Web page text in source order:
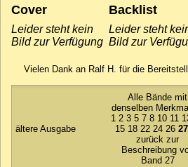
Cover
Leider steht kein
Bild zur Verfügung
Backlist
Leider steht
Bild zur
Vielen Dank an Ralf H. für die
ältere Ausgabe
Alle Bände mit
denselben
1 2 3 5 7 8 10 11
15 18 22 24 26 27
zurück zur
Beschreibung
Band 27